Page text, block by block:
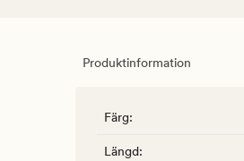
Produktinformation
Färg:
Längd: